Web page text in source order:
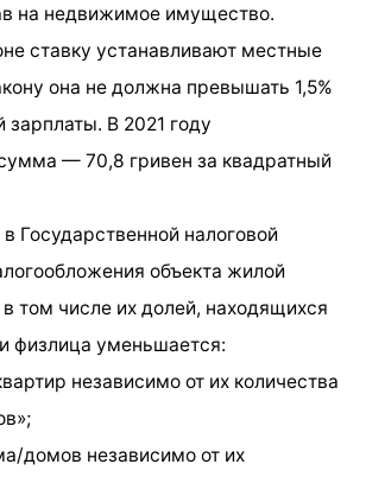
на недвижимое имущество.
ставку устанавливают местные
она не должна превышать 1,5%
зарплаты. В 2021 году
— 70,8 гривен за квадратный
Государственной налоговой
объекта жилой
том числе их долей, находящихся
физлица уменьшается:
независимо от их количества
домов независимо от их